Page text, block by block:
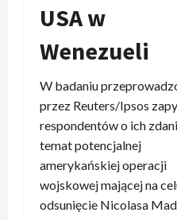
USA w
Wenezueli
W badaniu
przez Reuters/Ipsos
respondentów o ich
temat potencjalnej
amerykańskiej operacji
wojskowej mającej na
odsunięcie Nicolasa